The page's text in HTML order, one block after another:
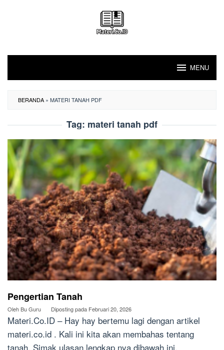
MENU
BERANDA » MATERI TANAH PDF
Tag: materi tanah pdf
Pengertian Tanah
Oleh Bu Guru Diposting pada Februari 20, 2026
Materi.Co.ID – Hay hay bertemu lagi dengan artikel
materi.co.id . Kali ini kita akan membahas tentang
tanah. Simak ulasan lengkap nya dibawah ini.